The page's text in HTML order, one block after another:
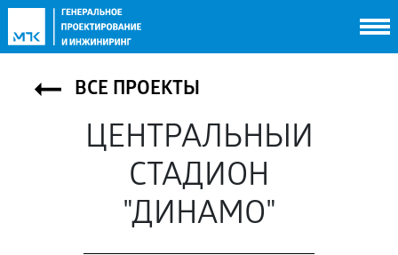
РЕКОМЕНДАЦИИ
ПАРТНЕРЫ
КОНТАКТЫ
ВСЕ ПРОЕКТЫ
ЦЕНТРАЛЬНЫЙ
СТАДИОН
"ДИНАМО"